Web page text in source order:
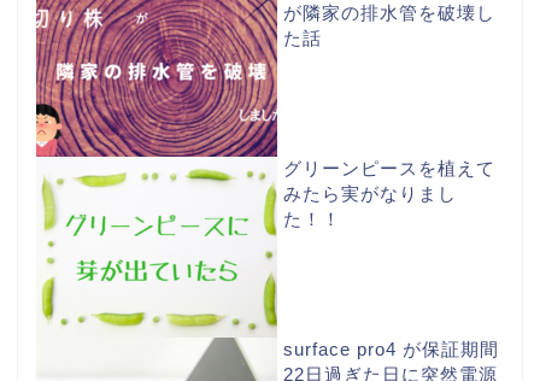
が隣家の排水管を破壊し
た話
グリーンピースを植えて
みたら実がなりまし
た！！
surface pro4 が保証期間
22日過ぎた日に突然電源